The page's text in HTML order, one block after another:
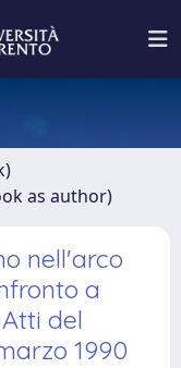
as author)
nell'arco
a
del
1990